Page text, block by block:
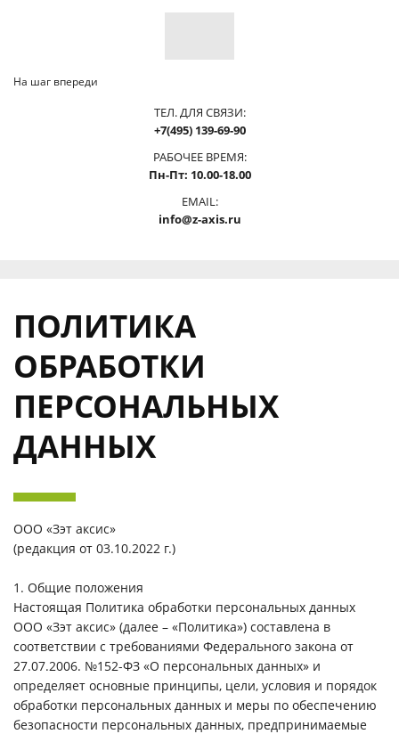
На шаг впереди
ТЕЛ. ДЛЯ СВЯЗИ:
+7(495) 139-69-90
РАБОЧЕЕ ВРЕМЯ:
Пн-Пт: 10.00-18.00
EMAIL:
info@z-axis.ru
ПОЛИТИКА
ОБРАБОТКИ
ПЕРСОНАЛЬНЫХ
ДАННЫХ
ООО «Зэт аксис»
(редакция от 03.10.2022 г.)
1. Общие положения
Настоящая Политика обработки персональных данных
ООО «Зэт аксис» (далее – «Политика») составлена в
соответствии с требованиями Федерального закона от
27.07.2006. №152-ФЗ «О персональных данных» и
определяет основные принципы, цели, условия и порядок
обработки персональных данных и меры по обеспечению
безопасности персональных данных, предпринимаемые